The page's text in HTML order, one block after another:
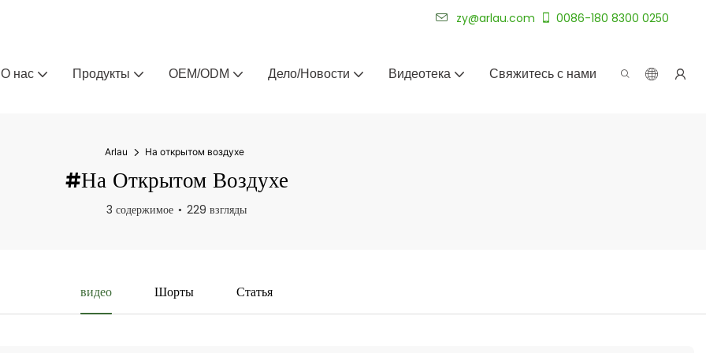
zy@arlau.com 0086-180 8300 0250
О нас Продукты OEM/ODM Дело/Новости Видеотека Свяжитесь с нами
Arlau На открытом воздухе
#На Открытом Воздухе
3 содержимое 229 взгляды
видео Шорты Статья